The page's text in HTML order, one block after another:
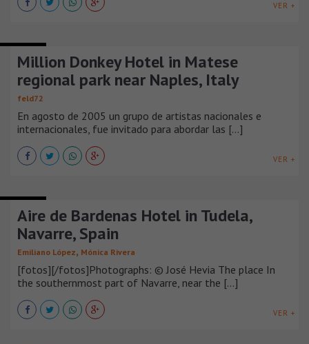
VER +
Million Donkey Hotel in Matese
regional park near Naples, Italy
feld72
En agosto de 2005 un grupo de artistas nacionales e
internacionales, fue invitado para abordar las [...]
VER +
Aire de Bardenas Hotel in Tudela,
Navarre, Spain
Emiliano López, Mónica Rivera
[fotos][/fotos]Photographs: © José Hevia The place In
the southernmost part of Navarre, near the [...]
VER +